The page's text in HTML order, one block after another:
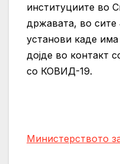
институциите во
државата, во сите
установи каде
дојде во контакт
со КОВИД-19.
Министерството